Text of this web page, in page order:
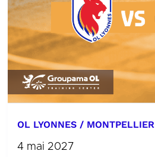
OL LYONNES / MONTPELLIER
4 mai 2027